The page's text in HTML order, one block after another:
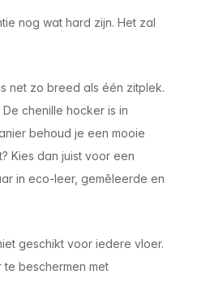
nog wat hard zijn. Het zal
net zo breed als één zitplek.
chenille hocker is in
behoud je een mooie
Kies dan juist voor een
in eco-leer, gemêleerde en
geschikt voor iedere vloer.
beschermen met